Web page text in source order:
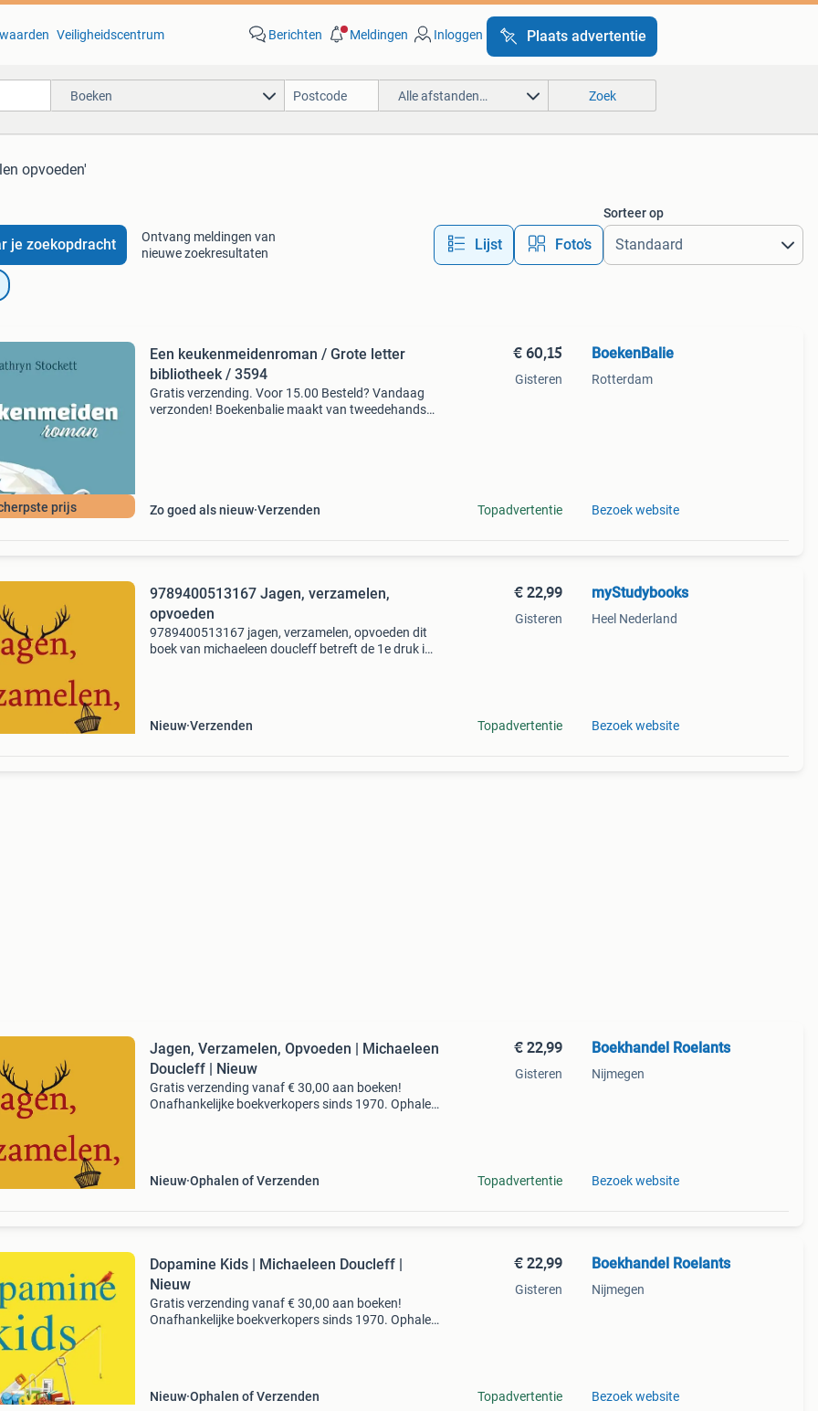
Veiligheidscentrum Berichten Meldingen Inloggen Plaats advertentie
Boeken Alle afstanden… Zoek
opvoeden'
je zoekopdracht
Ontvang meldingen van
nieuwe zoekresultaten
Lijst Foto’s
Sorteer op
prijs
Een keukenmeidenroman / Grote letter
bibliotheek / 3594
Gratis verzending. Voor 15.00 Besteld? Vandaag
verzonden! Boekenbalie maakt van tweedehands
Zo goed als nieuw Verzenden
€ 60,15
Gisteren
Topadvertentie
BoekenBalie
Rotterdam
Bezoek website
9789400513167 Jagen, verzamelen,
opvoeden
9789400513167 jagen, verzamelen, opvoeden dit
boek van michaeleen doucleff betreft de 1e druk in
Nieuw Verzenden
€ 22,99
Gisteren
Topadvertentie
myStudybooks
Heel Nederland
Bezoek website
Jagen, Verzamelen, Opvoeden | Michaeleen
Doucleff | Nieuw
Gratis verzending vanaf € 30,00 aan boeken!
Onafhankelijke boekverkopers sinds 1970. Ophalen
Nieuw Ophalen of Verzenden
€ 22,99
Gisteren
Topadvertentie
Boekhandel Roelants
Nijmegen
Bezoek website
Dopamine Kids | Michaeleen Doucleff |
Nieuw
Gratis verzending vanaf € 30,00 aan boeken!
Onafhankelijke boekverkopers sinds 1970. Ophalen
Nieuw Ophalen of Verzenden
€ 22,99
Gisteren
Topadvertentie
Boekhandel Roelants
Nijmegen
Bezoek website